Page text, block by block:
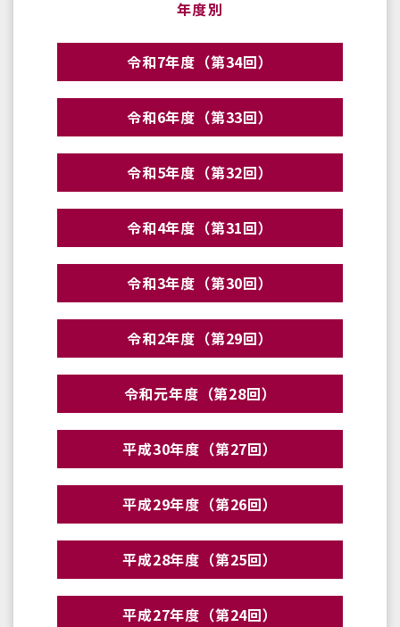
年度別
令和7年度（第34回）
令和6年度（第33回）
令和5年度（第32回）
令和4年度（第31回）
令和3年度（第30回）
令和2年度（第29回）
令和元年度（第28回）
平成30年度（第27回）
平成29年度（第26回）
平成28年度（第25回）
平成27年度（第24回）